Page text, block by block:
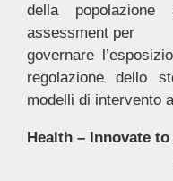
della
assessment per
governare
regolazione dello
modelli di intervento
Health – Innovate